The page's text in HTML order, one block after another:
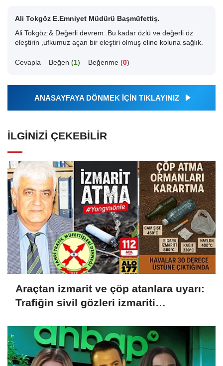
Ali Tokgöz E.Emniyet Müdürü Başmüfettiş.
Ali Tokgöz:& Değerli devrem .Bu kadar özlü ve değerli öz
eleştirin ,ufkumuz açan bir eleştiri olmuş eline koluna sağlık.
Cevapla Beğen (1) Beğenme (0)
ANASAYFAYA DÖNMEK İÇİN TIKLAYINIZ
İLGINIZI ÇEKEBILIR
Araçtan izmarit ve çöp atanlara uyarı:
Trafiğin sivil gözleri izmariti